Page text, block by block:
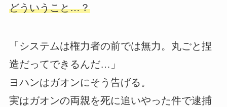
どういうこと…？
「システムは権力者の前では無力。丸ごと捏
造だってできるんだ…」
ヨハンはガオンにそう告げる。
実はガオンの両親を死に追いやった件で逮捕